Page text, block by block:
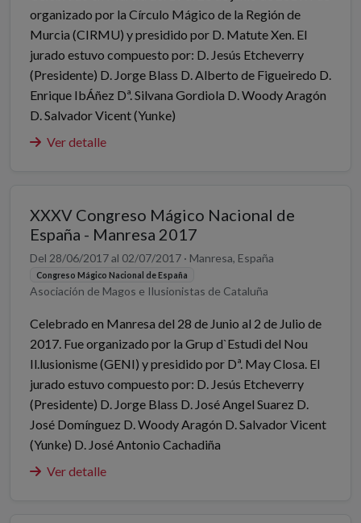
organizado por la Círculo Mágico de la Región de
Murcia (CIRMU) y presidido por D. Matute Xen. El
jurado estuvo compuesto por: D. Jesús Etcheverry
(Presidente) D. Jorge Blass D. Alberto de Figueiredo D.
Enrique IbÁñez Dª. Silvana Gordiola D. Woody Aragón
D. Salvador Vicent (Yunke)
Ver detalle
XXXV Congreso Mágico Nacional de
España - Manresa 2017
Del 28/06/2017 al 02/07/2017 · Manresa, España
Congreso Mágico Nacional de España
Asociación de Magos e Ilusionistas de Cataluña
Celebrado en Manresa del 28 de Junio al 2 de Julio de
2017. Fue organizado por la Grup d`Estudi del Nou
Il.lusionisme (GENI) y presidido por Dª. May Closa. El
jurado estuvo compuesto por: D. Jesús Etcheverry
(Presidente) D. Jorge Blass D. José Angel Suarez D.
José Domínguez D. Woody Aragón D. Salvador Vicent
(Yunke) D. José Antonio Cachadiña
Ver detalle